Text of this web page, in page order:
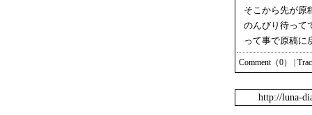
そこから先が原
のんびり待って
って事で原稿に
Comment（0）
http://luna-